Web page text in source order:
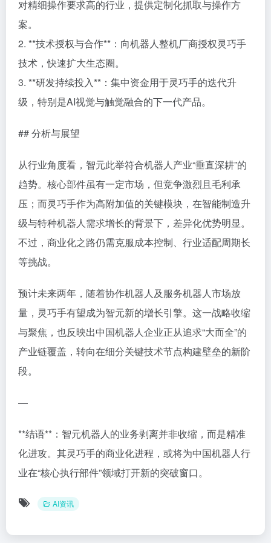
对精细操作要求高的行业，提供定制化抓取与操作方
案。
2. **技术授权与合作**：向机器人整机厂商授权灵巧手
技术，快速扩大生态圈。
3. **研发持续投入**：集中资金用于灵巧手的迭代升
级，特别是AI视觉与触觉融合的下一代产品。
## 分析与展望
从行业角度看，智元此举符合机器人产业“垂直深耕”的
趋势。核心部件虽有一定市场，但竞争激烈且毛利承
压；而灵巧手作为高附加值的关键模块，在智能制造升
级与特种机器人需求增长的背景下，差异化优势明显。
不过，商业化之路仍需克服成本控制、行业适配周期长
等挑战。
预计未来两年，随着协作机器人及服务机器人市场放
量，灵巧手有望成为智元新的增长引擎。这一战略收缩
与聚焦，也反映出中国机器人企业正从追求“大而全”的
产业链覆盖，转向在细分关键技术节点构建壁垒的新阶
段。
—
**结语**：智元机器人的业务剥离并非收缩，而是精准
化进攻。其灵巧手的商业化进程，或将为中国机器人行
业在“核心执行部件”领域打开新的突破窗口。
AI资讯